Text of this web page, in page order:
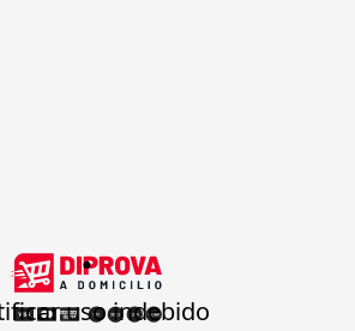
.
uso indebido